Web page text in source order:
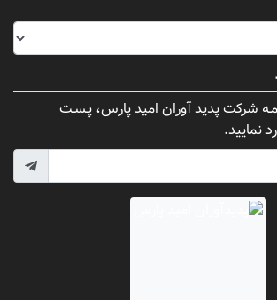
شرکت پدید آوران امید پارس، پـسـت
نمایید.